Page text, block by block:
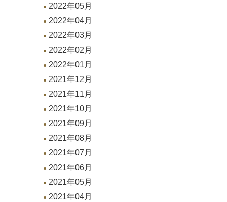
2022年05月
2022年04月
2022年03月
2022年02月
2022年01月
2021年12月
2021年11月
2021年10月
2021年09月
2021年08月
2021年07月
2021年06月
2021年05月
2021年04月